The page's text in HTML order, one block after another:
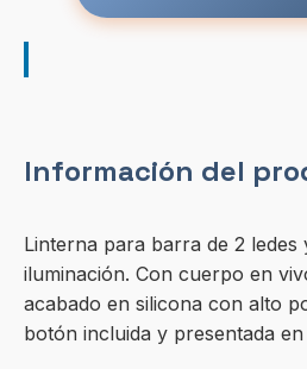
Información del
Linterna para barra de 2 ledes
iluminación. Con cuerpo en
acabado en silicona con alto
botón incluida y presentada en